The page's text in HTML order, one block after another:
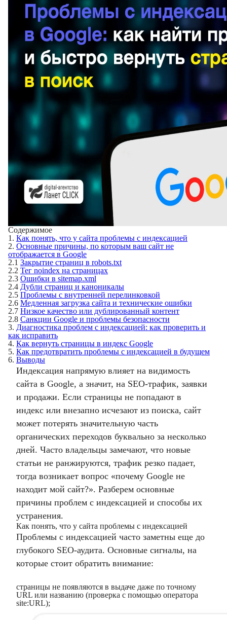
Содержимое
1. Как понять, что у сайта проблемы с индексацией
2. Основные причины, по которым ваш сайт не
отображается в Google
2.1 Закрытие страниц в robots.txt
2.2 Тег noindex на страницах
2.3 Ошибки в sitemap.xml
2.4 Дубли страниц и каноникалы
2.5 Проблемы с внутренней перелинковкой
2.6 Медленная загрузка сайта и технические ошибки
2.7 Низкое качество или дублированный контент
2.8 Санкции Google и проблемы безопасности
3. Диагностика проблем с индексацией: как проверить и
как исправить
4. Как вернуть страницы в индекс Google
5. Как предотвратить проблемы с индексацией в будущем
6. Выводы
Индексация напрямую влияет на видимость
сайта в Google, а значит, на SEO-трафик, заявки
и продажи. Если страницы не попадают в
индекс или внезапно исчезают из поиска, сайт
может потерять значительную часть
органических переходов буквально за несколько
дней. Часто владельцы замечают, что новые
статьи не ранжируются, трафик резко падает,
тогда возникает вопрос «почему Google не
находит мой сайт?». Разберем основные
причины проблем с индексацией и способы их
устранения.
Как понять, что у сайта проблемы с индексацией
Проблемы с индексацией часто заметны еще до
глубокого SEO-аудита. Основные сигналы, на
которые стоит обратить внимание:
страницы не появляются в выдаче даже по точному
URL или названию (проверка с помощью оператора
site:URL);